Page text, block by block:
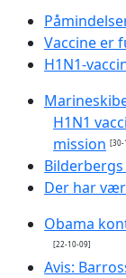
Vaccine er
H1N1-
H1N1
mission [30-
Der har
Obama
[22-10-09]
Avis: